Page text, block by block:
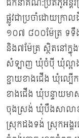
ដឹកនាំគណ:ប្រតិភូអន្តរ
ផ្លូវជាប្រចាំដោយក្រ
១០៧ ៨០០ម៉ែត្រ ទទឹង
និង៧ម៉ែត្រ ស្ថិតនៅក្
សំឡាញ ឃុំចំប៉ី ឃុំល្អា
ខ្ជាយខាងជើង ឃុំល្
ខាងជើង ឃុំបន្ទាយម
ចុងស្រង់ ឃុំបឹងសាលា
ស្រុកដងទង់ ស្រុកអង្